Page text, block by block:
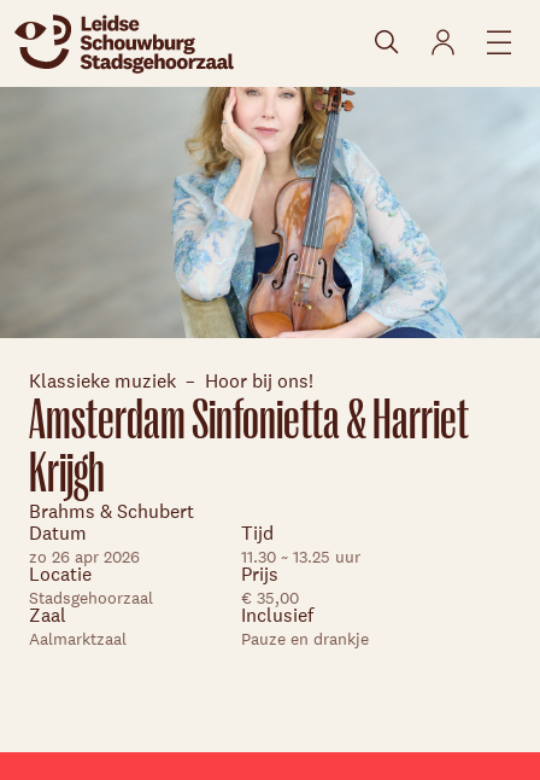
Skip navigatie
naar agenda
Klassieke muziek Hoor bij ons!
Amsterdam Sinfonietta & Harriet
Krijgh
Brahms & Schubert
Datum
zo 26 apr 2026
Tijd
11.30 ~ 13.25 uur
Locatie
Stadsgehoorzaal
Prijs
€ 35,00
Zaal
Aalmarktzaal
Inclusief
Pauze en drankje